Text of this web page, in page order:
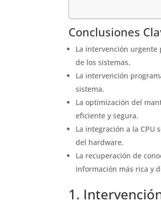
Conclusiones
La intervención
de los sistemas.
La intervención
sistema.
La optimización del
eficiente y segura.
La integración a la CPU
del hardware.
La recuperación de
información más rica y
1.